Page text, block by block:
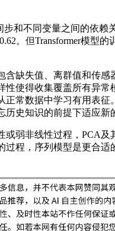
和不同变量之间的依
。但Transformer模型
缺失值、离群值和传
使得收集覆盖所有异
常数据中学习有用表
史知识的前提下适应新
弱非线性过程，PCA
程，序列模型是更合